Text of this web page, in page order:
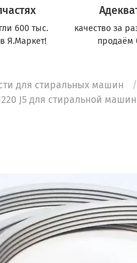
600 тыс.
Я.Маркет!
качество за
продаём
для стиральных машин
J5 для стиральной